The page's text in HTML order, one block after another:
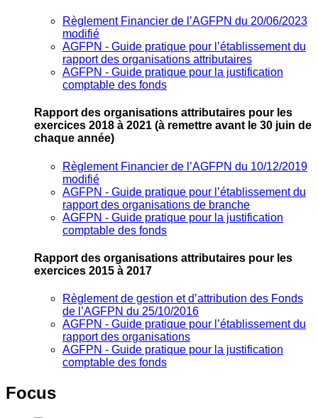
Règlement Financier de l’AGFPN du 20/06/2023
modifié
AGFPN ‐ Guide pratique pour l’établissement du
rapport des organisations attributaires
AGFPN ‐ Guide pratique pour la justification
comptable des fonds
Rapport des organisations attributaires pour les
exercices 2018 à 2021 (à remettre avant le 30 juin de
chaque année)
Règlement Financier de l’AGFPN du 10/12/2019
modifié
AGFPN ‐ Guide pratique pour l’établissement du
rapport des organisations de branche
AGFPN ‐ Guide pratique pour la justification
comptable des fonds
Rapport des organisations attributaires pour les
exercices 2015 à 2017
Règlement de gestion et d’attribution des Fonds
de l’AGFPN du 25/10/2016
AGFPN ‐ Guide pratique pour l’établissement du
rapport des organisations
AGFPN ‐ Guide pratique pour la justification
comptable des fonds
Focus